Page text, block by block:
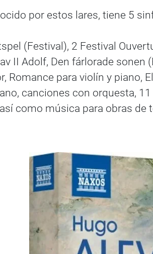
por estos lares, tiene 5
(Festival), 2 Festival
II Adolf, Den fárlorade sonen
Romance para violín y
canciones con orquesta,
como música para obras de